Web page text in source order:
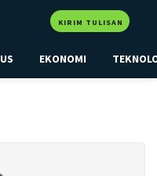
KIRIM TULISAN
EKONOMI